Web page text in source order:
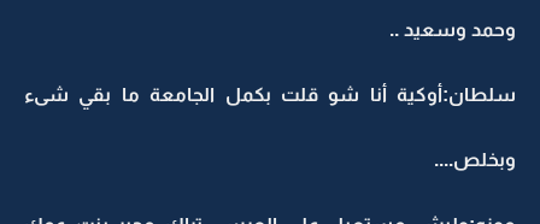
وحمد وسعيد ..
سلطان:أوكية أنا شو قلت بكمل الجامعة ما بقي شىء
وبخلص....